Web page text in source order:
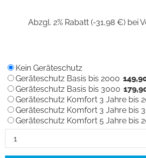
Abzgl. 2% Rabatt (-31,98 €) bei
Kein Geräteschutz
Geräteschutz Basis bis 2000
Geräteschutz Basis bis 3000
Geräteschutz Komfort 3 Jahre bis
Geräteschutz Komfort 3 Jahre bis
Geräteschutz Komfort 5 Jahre bis